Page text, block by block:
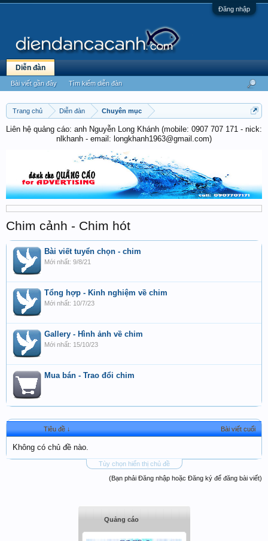
Đăng nhập
Trang chủ Diễn đàn Chuyên mục
Liên hệ quảng cáo: anh Nguyễn Long Khánh (mobile: 0907 707 171 - nick:
nlkhanh - email: longkhanh1963@gmail.com)
Chim cảnh - Chim hót
Bài viết tuyển chọn - chim
9/8/21
Tổng hợp - Kinh nghiệm về chim
10/7/23
Gallery - Hình ảnh về chim
15/10/23
Mua bán - Trao đổi chim
Tiêu đề ↓ Bài viết cuối
Không có chủ đề nào.
Tùy chọn hiển thị chủ đề
(Bạn phải Đăng nhập hoặc Đăng ký để đăng bài viết)
Quảng cáo
Diễn đàn
Bài viết gần đây Tìm kiếm diễn đàn